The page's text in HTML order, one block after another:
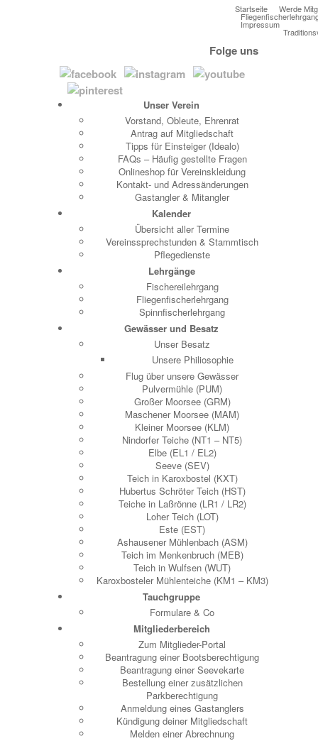
Startseite Werde
Impressum
Folge uns
Unser Verein
Vorstand, Obleute, Ehrenrat
Antrag auf Mitgliedschaft
Tipps für Einsteiger (Idealo)
FAQs – Häufig gestellte Fragen
Onlineshop für Vereinskleidung
Kontakt- und Adressänderungen
Gastangler & Mitangler
Kalender
Übersicht aller Termine
Vereinssprechstunden & Stammtisch
Pflegedienste
Lehrgänge
Fischereilehrgang
Fliegenfischerlehrgang
Spinnfischerlehrgang
Gewässer und Besatz
Unser Besatz
Unsere Philiosophie
Flug über unsere Gewässer
Pulvermühle (PUM)
Großer Moorsee (GRM)
Maschener Moorsee (MAM)
Kleiner Moorsee (KLM)
Nindorfer Teiche (NT1 – NT5)
Elbe (EL1 / EL2)
Seeve (SEV)
Teich in Karoxbostel (KXT)
Hubertus Schröter Teich (HST)
Teiche in Laßrönne (LR1 / LR2)
Loher Teich (LOT)
Este (EST)
Ashausener Mühlenbach (ASM)
Teich im Menkenbruch (MEB)
Teich in Wulfsen (WUT)
Karoxbosteler Mühlenteiche (KM1 – KM3)
Tauchgruppe
Formulare & Co
Mitgliederbereich
Zum Mitglieder-Portal
Beantragung einer Bootsberechtigung
Beantragung einer Seevekarte
Bestellung einer zusätzlichen
Parkberechtigung
Anmeldung eines Gastanglers
Kündigung deiner Mitgliedschaft
Melden einer Abrechnung